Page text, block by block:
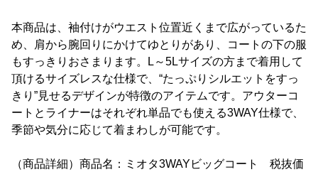
本商品は、袖付けがウエスト位置近くまで広がっているた
め、肩から腕回りにかけてゆとりがあり、コートの下の服
もすっきりおさまります。L～5Lサイズの方まで着用して
頂けるサイズレスな仕様で、“たっぷりシルエットをすっ
きり”見せるデザインが特徴のアイテムです。アウターコ
ートとライナーはそれぞれ単品でも使える3WAY仕様で、
季節や気分に応じて着まわしが可能です。
（商品詳細）商品名：ミオタ3WAYビッグコート 税抜価